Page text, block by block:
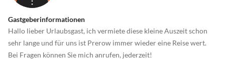
Gastgeberinformationen
Hallo lieber Urlaubsgast, ich vermiete diese kleine Auszeit schon
sehr lange und für uns ist Prerow immer wieder eine Reise wert.
Bei Fragen können Sie mich anrufen, jederzeit!